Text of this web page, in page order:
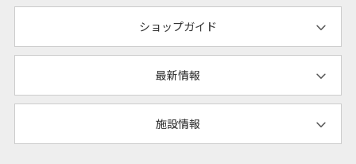
ショップガイド
最新情報
施設情報